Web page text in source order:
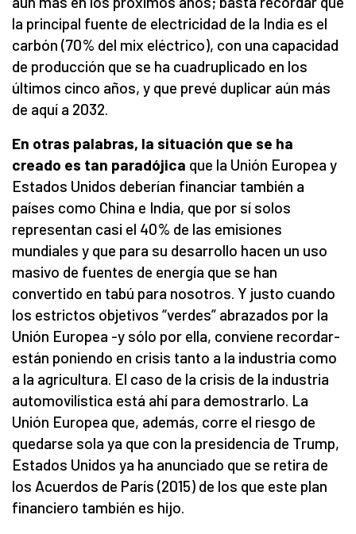
la principal fuente de electricidad de la India es el
carbón (70% del mix eléctrico), con una capacidad
de producción que se ha cuadruplicado en los
últimos cinco años, y que prevé duplicar aún más
de aquí a 2032.
En otras palabras, la situación que se ha
creado es tan paradójica que la Unión Europea y
Estados Unidos deberían financiar también a
países como China e India, que por sí solos
representan casi el 40% de las emisiones
mundiales y que para su desarrollo hacen un uso
masivo de fuentes de energía que se han
convertido en tabú para nosotros. Y justo cuando
los estrictos objetivos “verdes” abrazados por la
Unión Europea -y sólo por ella, conviene recordar-
están poniendo en crisis tanto a la industria como
a la agricultura. El caso de la crisis de la industria
automovilística está ahí para demostrarlo. La
Unión Europea que, además, corre el riesgo de
quedarse sola ya que con la presidencia de Trump,
Estados Unidos ya ha anunciado que se retira de
los Acuerdos de París (2015) de los que este plan
financiero también es hijo.